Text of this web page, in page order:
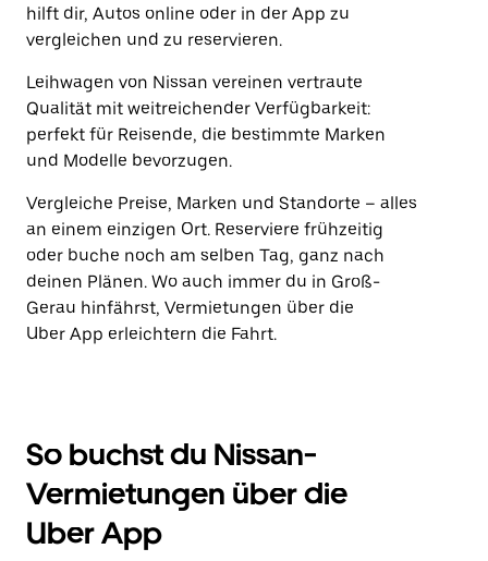
hilft dir, Autos online oder in der App zu
vergleichen und zu reservieren.
Leihwagen von Nissan vereinen vertraute
Qualität mit weitreichender Verfügbarkeit:
perfekt für Reisende, die bestimmte Marken
und Modelle bevorzugen.
Vergleiche Preise, Marken und Standorte – alles
an einem einzigen Ort. Reserviere frühzeitig
oder buche noch am selben Tag, ganz nach
deinen Plänen. Wo auch immer du in Groß-
Gerau hinfährst, Vermietungen über die
Uber App erleichtern die Fahrt.
So buchst du Nissan-
Vermietungen über die
Uber App